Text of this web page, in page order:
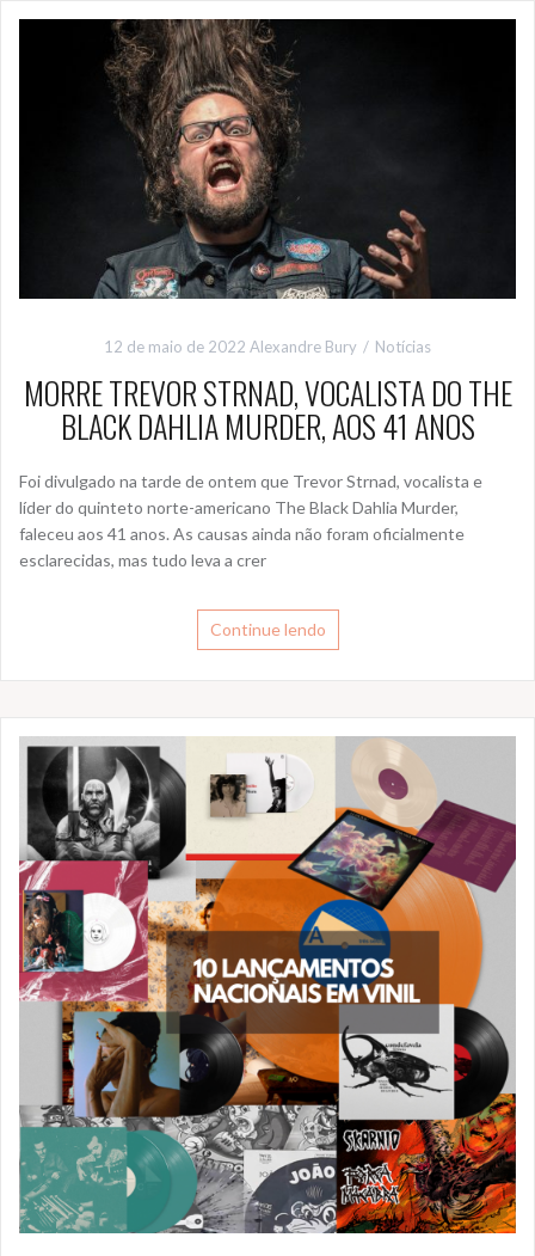
12 de maio de 2022 Alexandre Bury Notícias
MORRE TREVOR STRNAD, VOCALISTA DO THE
BLACK DAHLIA MURDER, AOS 41 ANOS
Foi divulgado na tarde de ontem que Trevor Strnad, vocalista e
líder do quinteto norte-americano The Black Dahlia Murder,
faleceu aos 41 anos. As causas ainda não foram oficialmente
esclarecidas, mas tudo leva a crer
Continue lendo